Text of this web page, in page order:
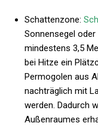
Schattenzone:
Sonnensegel
mindestens 3,5
bei Hitze ein
Permogolen aus
nachträglich mit
werden. Dadurch
Außenraumes